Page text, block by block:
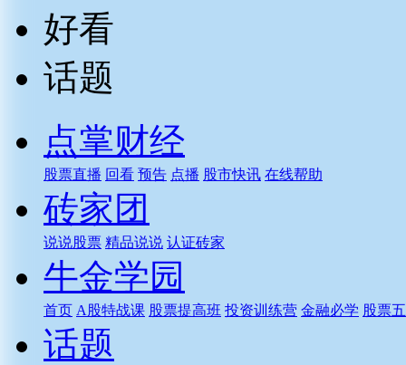
好看
话题
点掌财经
股票直播 回看 预告 点播 股市快讯 在线帮助
砖家团
说说股票 精品说说 认证砖家
牛金学园
首页 A股特战课 股票提高班 投资训练营 金融必学 股票
话题